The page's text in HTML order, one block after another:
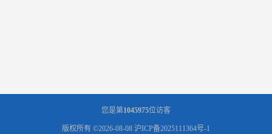
您是第1045975位访客
版权所有 ©2026-08-08 沪ICP备2025111364号-1